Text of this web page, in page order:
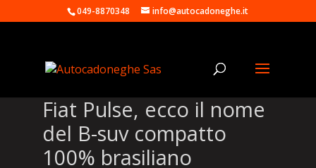
049-8870348 info@autocadoneghe.it
Fiat Pulse, ecco il nome
del B-suv compatto
100% brasiliano